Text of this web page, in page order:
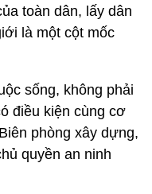
toàn dân, lấy dân
là một cột mốc
sống, không phải
điều kiện cùng cơ
phòng xây dựng,
quyền an ninh